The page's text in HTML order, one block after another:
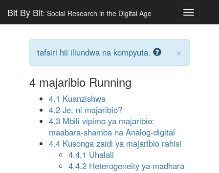
Toggle
Bit By Bit: Social Research in the Digital Age
tafsiri hii iliundwa na kompyuta. ×
4 majaribio Running
4.1 Kuanzishwa
4.2 Je, ni majaribio?
4.3 Mbili vipimo ya majaribio:
maabara-shamba na Analog-digital
4.4 Kusonga zaidi ya majaribio rahisi
4.4.1 Uhalali
4.4.2 Heterogeneity ya madhara